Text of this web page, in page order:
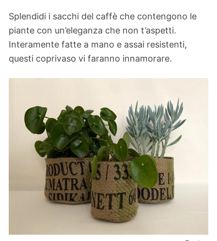
Splendidi i sacchi del caffè che contengono le
piante con un’eleganza che non t’aspetti.
Interamente fatte a mano e assai resistenti,
questi coprivaso vi faranno innamorare.